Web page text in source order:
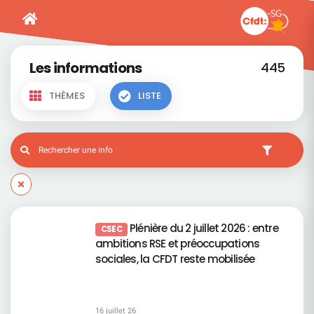
Les informations 445
THÈMES LISTE
CSEC Plénière du 2 juillet 2026 : entre
ambitions RSE et préoccupations
sociales, la CFDT reste mobilisée
16 juillet 26